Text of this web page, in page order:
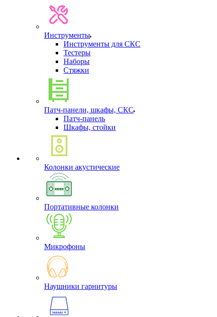
Инструменты
Инструменты для СКС
Тестеры
Наборы
Стяжки
Патч-панели, шкафы, СКС
Патч-панель
Шкафы, стойки
Колонки акустические
Портативные колонки
Микрофоны
Наушники гарнитуры